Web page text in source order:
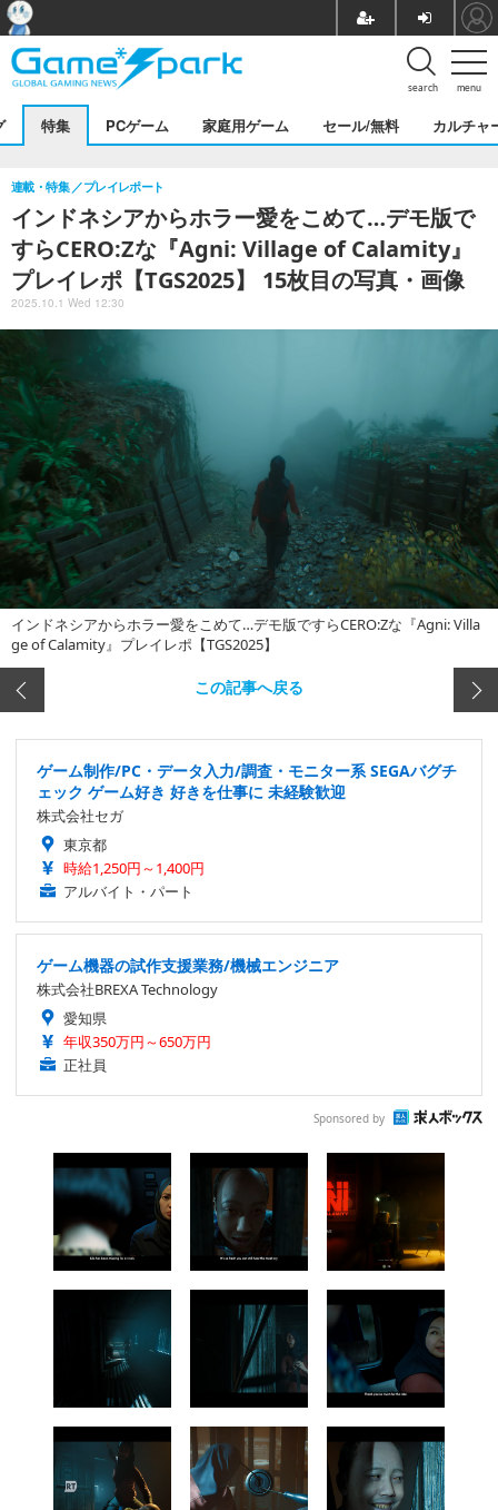
menu
search
特集 PCゲーム 家庭用ゲーム セール/無料 カルチャ
インドネシアからホラー愛をこめて…デモ版で
すらCERO:Zな『Agni: Village of Calamity』
プレイレポ【TGS2025】 15枚目の写真・画像
連載・特集 プレイレポート
2025.10.1 Wed 12:30
インドネシアからホラー愛をこめて…デモ版ですらCERO:Zな『Agni: Villa
ge of Calamity』プレイレポ【TGS2025】
この記事へ戻る
ゲーム制作/PC・データ入力/調査・モニター系 SEGAバグチ
ェック ゲーム好き 好きを仕事に 未経験歓迎
株式会社セガ
東京都
時給1,250円～1,400円
アルバイト・パート
ゲーム機器の試作支援業務/機械エンジニア
株式会社BREXA Technology
愛知県
年収350万円～650万円
正社員
Sponsored by